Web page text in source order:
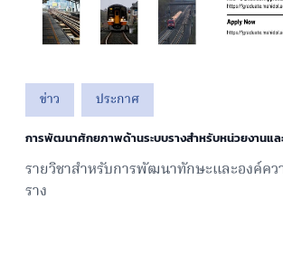
ข่าว ประกาศ
การพัฒนาศักยภาพด้านระบบรางสำหรับหน่วยงานแล
รายวิชาสำหรับการพัฒนาทักษะและองค์คว
ราง